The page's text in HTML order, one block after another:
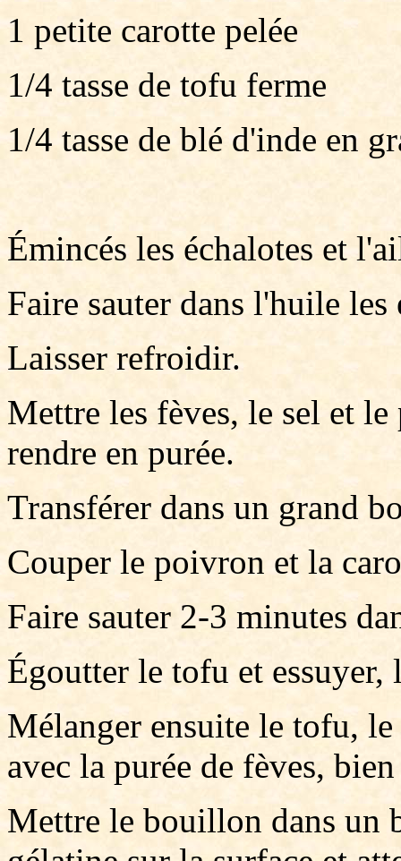
1 petite carotte pelée
1/4 tasse de tofu ferme
1/4 tasse de blé d'inde en
Émincés les échalotes et
Faire sauter dans l'huile
Laisser refroidir.
Mettre les fèves, le sel et
rendre en purée.
Transférer dans un grand
Couper le poivron et la
Faire sauter 2-3 minutes
Égoutter le tofu et essuyer,
Mélanger ensuite le tofu,
avec la purée de fèves,
Mettre le bouillon dans un